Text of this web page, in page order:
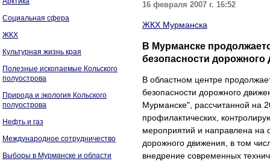
Социальная сфера
ЖКХ
Культурная жизнь края
Полезные ископаемые Кольского
полуострова
Природа и экология Кольского
полуострова
Нефть и газ
Международное сотрудничество
Выборы в Мурманске и области
16 февраля 2007 г. 16:52
ЖКХ Мурманска
В Мурманске
безопасности дорожного
В областном центре
безопасности дорожного
Мурманске", рассчитанной на
профилактических,
мероприятий и направлена на
дорожного движения, в том
внедрение современных